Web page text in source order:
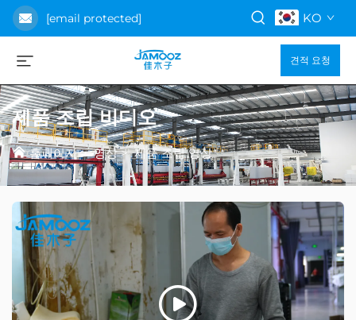
[email protected] KO
견적 요청
제품 조립 비디오
홈페이지>영상>제품 조립 영상